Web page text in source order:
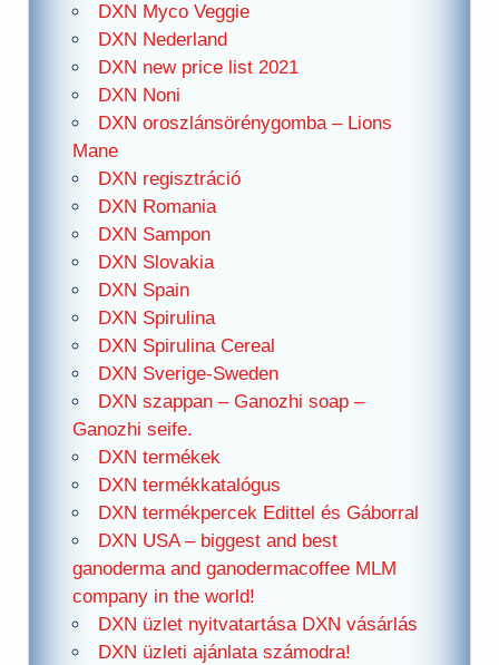
DXN Myco Veggie
DXN Nederland
DXN new price list 2021
DXN Noni
DXN oroszlánsörénygomba – Lions
Mane
DXN regisztráció
DXN Romania
DXN Sampon
DXN Slovakia
DXN Spain
DXN Spirulina
DXN Spirulina Cereal
DXN Sverige-Sweden
DXN szappan – Ganozhi soap –
Ganozhi seife.
DXN termékek
DXN termékkatalógus
DXN termékpercek Edittel és Gáborral
DXN USA – biggest and best
ganoderma and ganodermacoffee MLM
company in the world!
DXN üzlet nyitvatartása DXN vásárlás
DXN üzleti ajánlata számodra!